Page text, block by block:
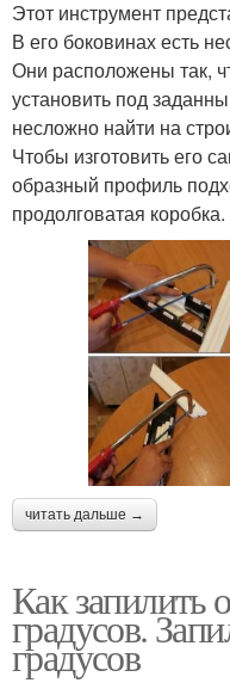
Этот инструмент
В его боковинах есть
Они расположены так,
установить под
несложно найти на
Чтобы изготовить его
образный профиль
продолговатая коробка.
читать дальше →
Как запилить
градусов.
градусов